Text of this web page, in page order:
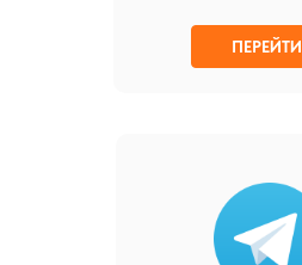
ПЕРЕЙТИ